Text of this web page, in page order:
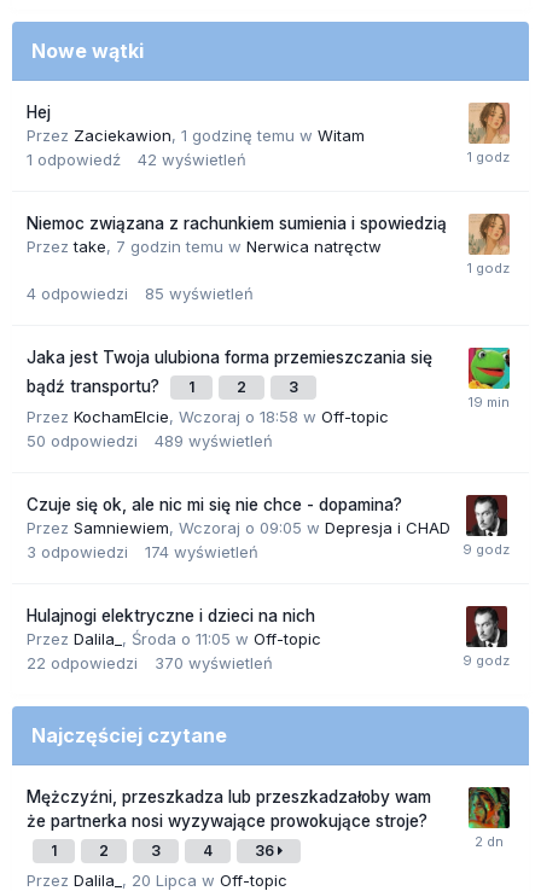
Nowe wątki
Hej
Przez Zaciekawion, 1 godzinę temu w Witam
1 odpowiedź 42 wyświetleń
Niemoc związana z rachunkiem sumienia i spowiedzią
Przeztake, 7 godzin temu w Nerwica natręctw
4 odpowiedzi 85 wyświetleń
Jaka jest Twoja ulubiona forma przemieszczania się
bądź transportu?
1 2 3
Przez KochamElcie, Wczoraj o 18:58 w Off-topic
50 odpowiedzi 489 wyświetleń
Czuje się ok, ale nic mi się nie chce - dopamina?
Przez Samniewiem, Wczoraj o 09:05 w Depresja i CHAD
3 odpowiedzi 174 wyświetleń
Hulajnogi elektryczne i dzieci na nich
Przez Dalila_ , Środa o 11:05 w Off-topic
22 odpowiedzi 370 wyświetleń
Najczęściej czytane
Mężczyźni, przeszkadza lub przeszkadzałoby wam
że partnerka nosi wyzywające prowokujące stroje?
1 2 3 4 36
Przez Dalila_ , 20 Lipca w Off-topic